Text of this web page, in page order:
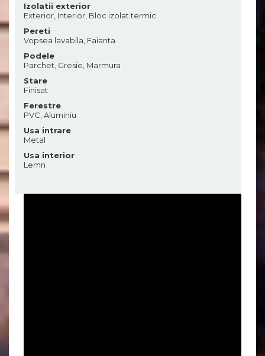
Izolatii exterior
Exterior, Interior, Bloc izolat termic
Pereti
Vopsea lavabila, Faianta
Podele
Parchet, Gresie, Marmura
Stare
Finisat
Ferestre
PVC, Aluminiu
Usa intrare
Metal
Usa interior
Lemn